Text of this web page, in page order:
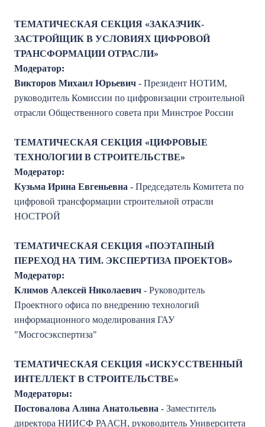
ТЕМАТИЧЕСКАЯ СЕКЦИЯ «ЗАКАЗЧИК-
ЗАСТРОЙЩИК В УСЛОВИЯХ ЦИФРОВОЙ
ТРАНСФОРМАЦИИ ОТРАСЛИ»
Модератор:
Викторов Михаил Юрьевич - Президент НОТИМ,
руководитель Комиссии по цифровизации строительной
отрасли Общественного совета при Минстрое России
ТЕМАТИЧЕСКАЯ СЕКЦИЯ «ЦИФРОВЫЕ
ТЕХНОЛОГИИ В СТРОИТЕЛЬСТВЕ»
Модератор:
Кузьма Ирина Евгеньевна - Председатель Комитета по
цифровой трансформации строительной отрасли
НОСТРОЙ
ТЕМАТИЧЕСКАЯ СЕКЦИЯ «ПОЭТАПНЫЙ
ПЕРЕХОД НА ТИМ. ЭКСПЕРТИЗА ПРОЕКТОВ»
Модератор:
Климов Алексей Николаевич - Руководитель
Проектного офиса по внедрению технологий
информационного моделирования ГАУ
"Мосгосэкспертиза"
ТЕМАТИЧЕСКАЯ СЕКЦИЯ «ИСКУССТВЕННЫЙ
ИНТЕЛЛЕКТ В СТРОИТЕЛЬСТВЕ»
Модераторы:
Постовалова Алина Анатольевна - Заместитель
директора НИИСФ РААСН, руководитель Университета